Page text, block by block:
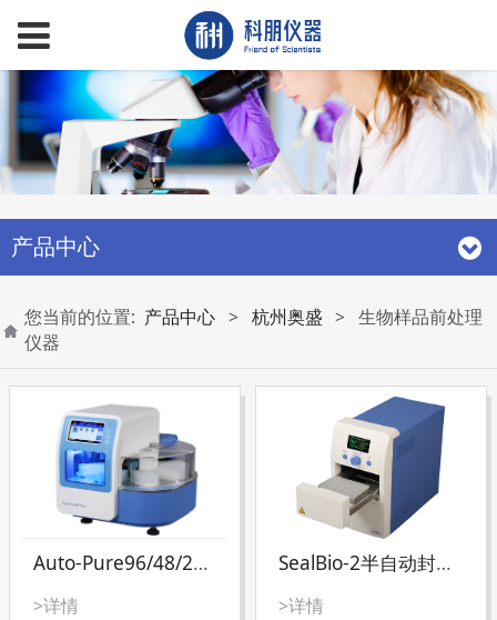
产品中心
您当前的位置: 产品中心 > 杭州奥盛 >
生物样品前处理
仪器
Auto-Pure96/48/24全自动核酸提取仪
>详情
SealBio-2半自动封膜仪(微孔板热封仪)
>详情